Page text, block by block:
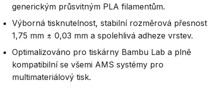
generickým průsvitným PLA filamentům.
Výborná tisknutelnost, stabilní rozměrová přesnost
1,75 mm ± 0,03 mm a spolehlivá adheze vrstev.
Optimalizováno pro tiskárny Bambu Lab a plně
kompatibilní se všemi AMS systémy pro
multimateriálový tisk.